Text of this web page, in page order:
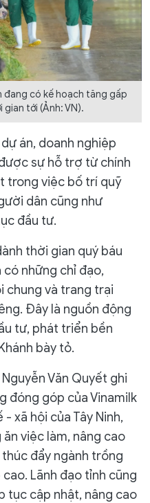
đang có kế hoạch tăng gấp
tới (Ảnh: VN).
án, doanh nghiệp
sự hỗ trợ từ chính
trong việc bố trí quỹ
dân cũng như
đầu tư.
thời gian quý báu
những chỉ đạo,
chung và trang trại
Đây là nguồn động
tư, phát triển bền
bày tỏ.
Văn Quyết ghi
đóng góp của Vinamilk
xã hội của Tây Ninh,
việc làm, nâng cao
đẩy ngành trồng
Lãnh đạo tỉnh cũng
tục cập nhật, nâng cao